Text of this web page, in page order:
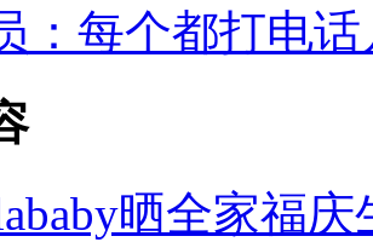
：每个都打电
晒全家福庆